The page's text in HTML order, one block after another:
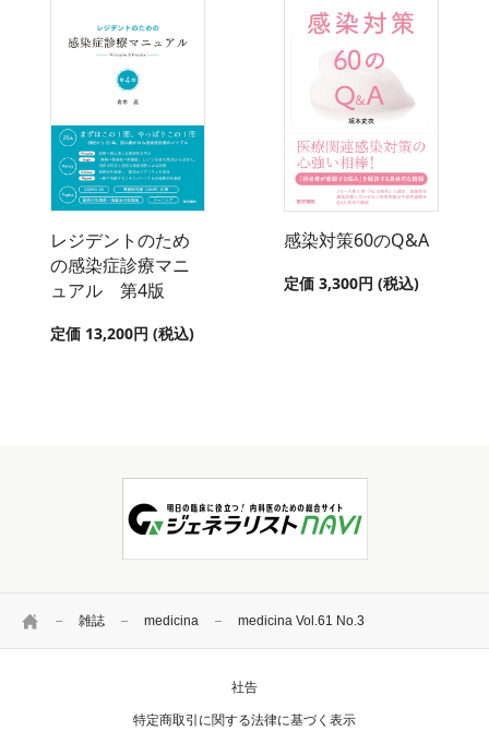
HOME 雑誌 medicina medicina Vol.61 No.3
レジデントのため
の感染症診療マニ
ュアル 第4版
定価 13,200円 (税込)
感染対策60のQ&A
定価 3,300円 (税込)
社告
特定商取引に関する法律に基づく表示